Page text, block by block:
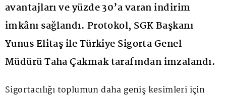
avantajları ve yüzde 30’a varan indirim
imkânı sağlandı. Protokol, SGK Başkanı
Yunus Elitaş ile Türkiye Sigorta Genel
Müdürü Taha Çakmak tarafından imzalandı.
Sigortacılığı toplumun daha geniş kesimleri için